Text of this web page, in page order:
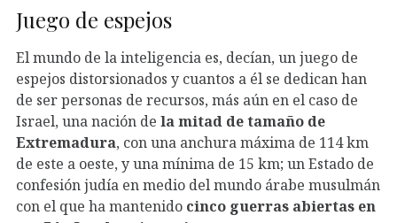
Juego de espejos
El mundo de la inteligencia es, decían, un juego de
espejos distorsionados y cuantos a él se dedican han
de ser personas de recursos, más aún en el caso de
Israel, una nación de la mitad de tamaño de
Extremadura, con una anchura máxima de 114 km
de este a oeste, y una mínima de 15 km; un Estado de
confesión judía en medio del mundo árabe musulmán
con el que ha mantenido cinco guerras abiertas en